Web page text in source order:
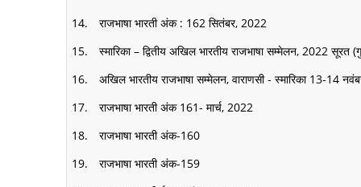
राजभाषा भारती अंक : 162 सितंबर, 2022
स्मारिका – द्वितीय अखिल भारतीय राजभाषा सम्मेलन, 2022 सूरत
अखिल भारतीय राजभाषा सम्मेलन, वाराणसी - स्मारिका 13-14
राजभाषा भारती अंक 161- मार्च, 2022
राजभाषा भारती अंक-160
राजभाषा भारती अंक-159